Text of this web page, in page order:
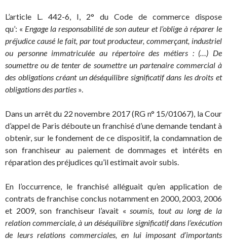
L’article L. 442-6, I, 2° du Code de commerce dispose
qu’: « Engage la responsabilité de son auteur et l’oblige à réparer le
préjudice causé le fait, par tout producteur, commerçant, industriel
ou personne immatriculée au répertoire des métiers : (…) De
soumettre ou de tenter de soumettre un partenaire commercial à
des obligations créant un déséquilibre significatif dans les droits et
obligations des parties ».
Dans un arrêt du 22 novembre 2017 (RG n° 15/01067), la Cour
d’appel de Paris déboute un franchisé d’une demande tendant à
obtenir, sur le fondement de ce dispositif, la condamnation de
son franchiseur au paiement de dommages et intérêts en
réparation des préjudices qu’il estimait avoir subis.
En l’occurrence, le franchisé alléguait qu’en application de
contrats de franchise conclus notamment en 2000, 2003, 2006
et 2009, son franchiseur l’avait «soumis, tout au long de la
relation commerciale, à un déséquilibre significatif dans l’exécution
de leurs relations commerciales, en lui imposant d’importants